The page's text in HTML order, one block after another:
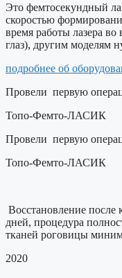
Это фемтосекундный
скоростью
время работы лазера
глаз), другим моделям
подробнее об
Провели первую
Топо-Фемто-ЛАСИК
Провели первую
Топо-Фемто-ЛАСИК
Восстановление после
дней, процедура
тканей роговицы
2020